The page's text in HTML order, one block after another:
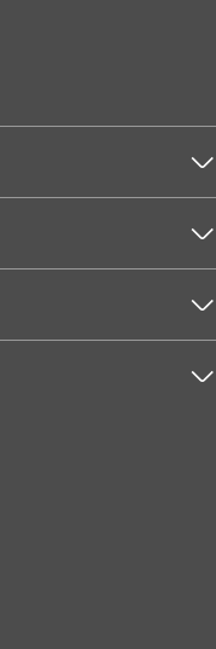
seta_baixo
seta_baixo
seta_baixo
seta_baixo